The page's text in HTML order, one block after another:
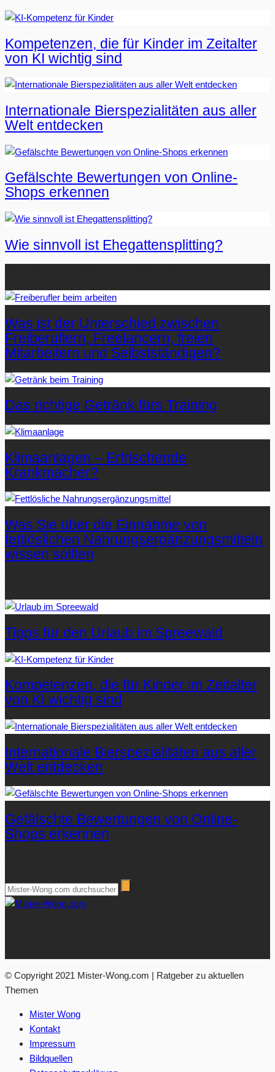
Kompetenzen, die für Kinder im Zeitalter
von KI wichtig sind
Internationale Bierspezialitäten aus aller
Welt entdecken
Gefälschte Bewertungen von Online-
Shops erkennen
Wie sinnvoll ist Ehegattensplitting?
Was ist der Unterschied zwischen
Freiberuflern, Freelancern, freien
Mitarbeitern und Selbstständigen?
Das richtige Getränk fürs Training
Klimaanlagen – Erfrischende
Krankmacher?
Was Sie über die Einnahme von
fettlöslichen Nahrungsergänzungsmitteln
wissen sollten
Tipps für den Urlaub im Spreewald
Kompetenzen, die für Kinder im Zeitalter
von KI wichtig sind
Internationale Bierspezialitäten aus aller
Welt entdecken
Gefälschte Bewertungen von Online-
Shops erkennen
© Copyright 2021 Mister-Wong.com | Ratgeber zu aktuellen
Themen
Mister Wong
Kontakt
Impressum
Bildquellen